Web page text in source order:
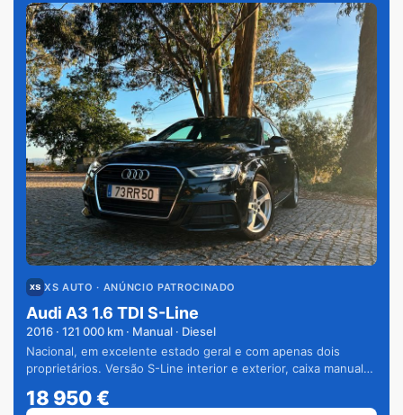
XS AUTO · ANÚNCIO PATROCINADO
Audi A3 1.6 TDI S-Line
2016 · 121 000 km · Manual · Diesel
Nacional, em excelente estado geral e com apenas dois
proprietários. Versão S-Line interior e exterior, caixa manual
18 950€